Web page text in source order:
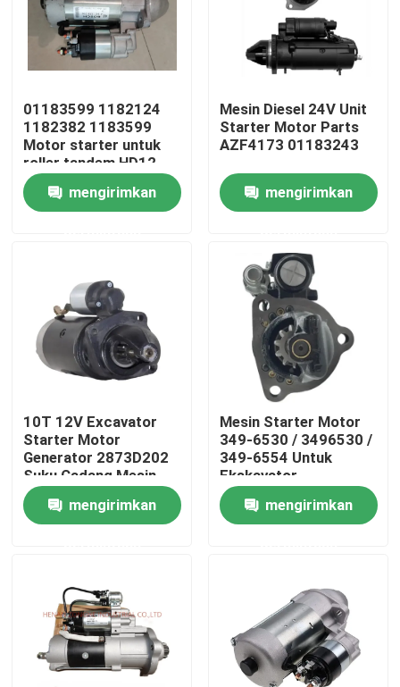
Rumah
Tentang kami
Kontrol kualitas
Hubungi kami
Permintaan Penawaran
Suku Cadang Ekskavator
01183599 1182124
1182382 1183599
Motor starter untuk
roller tandem HD12
HD10 HD70 HD75
Mesin mengirimkan
Mesin Diesel 24V Unit
Starter Motor Parts
AZF4173 01183243
mengirimkan
10T 12V Excavator
Starter Motor
Generator 2873D202
Suku Cadang Mesin
mengirimkan
Mesin Starter Motor
349-6530 / 3496530 /
349-6554 Untuk
Ekskavator
mengirimkan